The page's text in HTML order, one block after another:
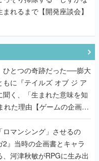
れるまで【開発座談会】
ひとつの奇跡だった──膨大
もに『テイルズ オブ ジ ア
聞く、「生まれた意味を知
れた理由【ゲームの企画
ロマンシング」させるの
』当時の企画書とキャラ
河津秋敏がRPGに生み出